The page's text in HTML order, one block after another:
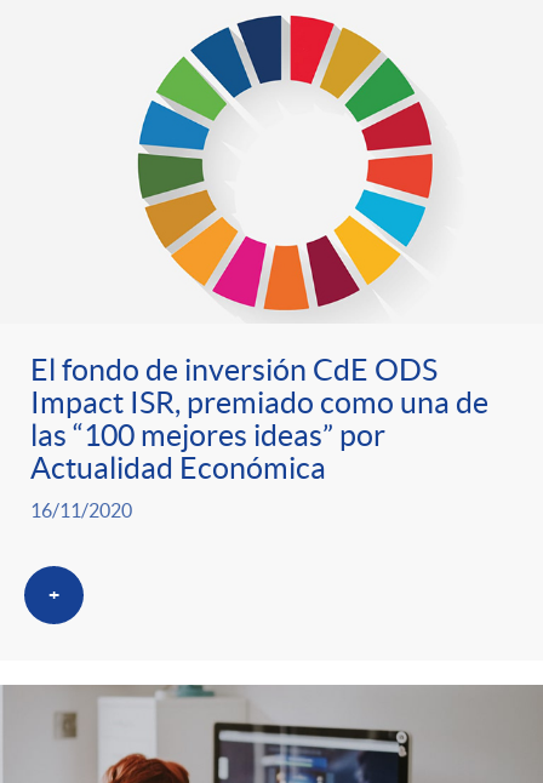
El fondo de inversión CdE ODS
Impact ISR, premiado como una de
las “100 mejores ideas” por
Actualidad Económica
16/11/2020
+